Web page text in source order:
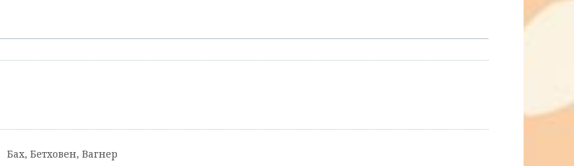
Бах, Бетховен, Вагнер